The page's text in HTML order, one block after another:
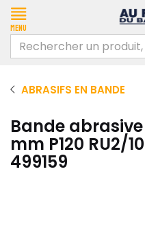
Menu
ABRASIFS EN BANDE
Bande abrasive
mm P120 RU2/
499159